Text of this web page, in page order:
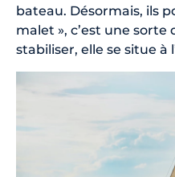
bateau. Désormais, ils
malet », c’est une
stabiliser, elle se situe à